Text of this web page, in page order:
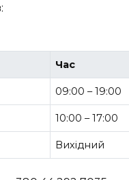
Час
09:00 – 19:00
10:00 – 17:00
Вихідний